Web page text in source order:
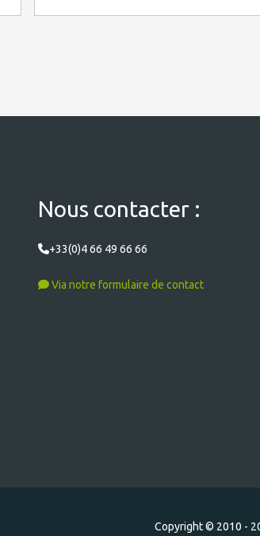
Nous contacter :
+33(0)4 66 49 66 66
Via notre formulaire de contact
Copyright © 2010 -